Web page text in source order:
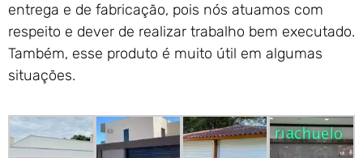
entrega e de fabricação, pois nós atuamos com
respeito e dever de realizar trabalho bem executado.
Também, esse produto é muito útil em algumas
situações.